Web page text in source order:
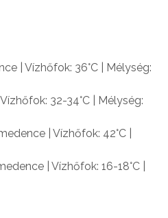
| Vízhőfok: 36°C | Mélység:
32-34°C | Mélység:
| Vízhőfok: 42°C |
| Vízhőfok: 16-18°C |